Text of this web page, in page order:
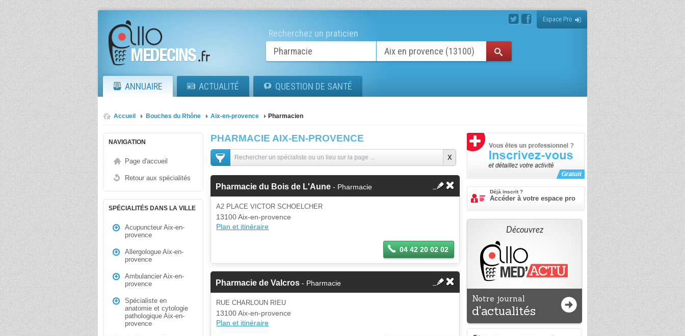
Espace Pro
Recherchez un praticien
ANNUAIRE ACTUALITÉ QUESTION DE SANTÉ
Accueil Bouches du Rhône Aix-en-provence Pharmacien
NAVIGATION
Page d'accueil
Retour aux spécialités
SPÉCIALITÉS DANS LA VILLE
Acupuncteur Aix-en-
provence
Allergologue Aix-en-
provence
Ambulancier Aix-en-
provence
Spécialiste en
anatomie et cytologie
pathologique Aix-en-
provence
PHARMACIE AIX-EN-PROVENCE
Pharmacie du Bois de L'Aune - Pharmacie
A2 PLACE VICTOR SCHOELCHER
13100 Aix-en-provence
Plan et itinéraire
04 42 20 02 02
Pharmacie de Valcros - Pharmacie
RUE CHARLOUN RIEU
13100 Aix-en-provence
Plan et itinéraire
Déjà inscrit ?
Accéder à votre espace pro
Découvrez
Notre journal
d'actualités